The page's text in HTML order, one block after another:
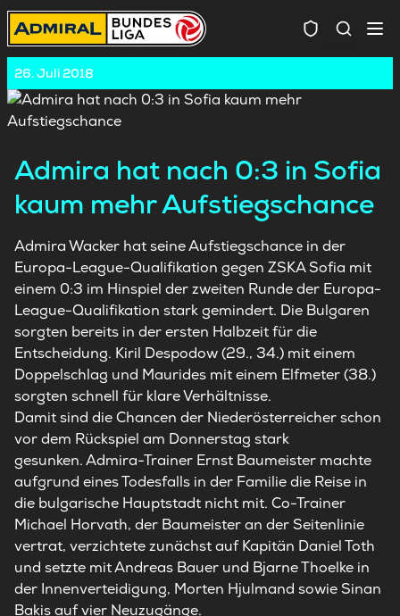
26. Juli 2018
Admira hat nach 0:3 in Sofia
kaum mehr Aufstiegschance
AdmiraWacker hat seine Aufstiegschance in der
Europa-League-Qualifikation gegen ZSKA Sofia mit
einem 0:3 im Hinspiel der zweiten Runde der Europa-
League-Qualifikation stark gemindert. Die Bulgaren
sorgten bereits in der ersten Halbzeit für die
Entscheidung. Kiril Despodow (29., 34.) mit einem
Doppelschlag und Maurides mit einem Elfmeter (38.)
sorgten schnell für klare Verhältnisse.
Damit sind die Chancen der Niederösterreicher schon
vor dem Rückspiel am Donnerstag stark
gesunken.Admira-Trainer Ernst Baumeister machte
aufgrund eines Todesfalls in der Familie die Reise in
die bulgarische Hauptstadt nicht mit. Co-Trainer
Michael Horvath, der Baumeister an der Seitenlinie
vertrat, verzichtete zunächst auf Kapitän Daniel Toth
und setzte mit Andreas Bauer und Bjarne Thoelke in
der Innenverteidigung, Morten Hjulmand sowie Sinan
Bakis auf vier Neuzugänge.